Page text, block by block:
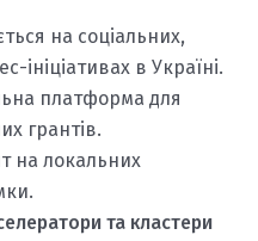
на соціальних,
ініціативах в Україні.
платформа для
грантів.
на локальних
та кластери